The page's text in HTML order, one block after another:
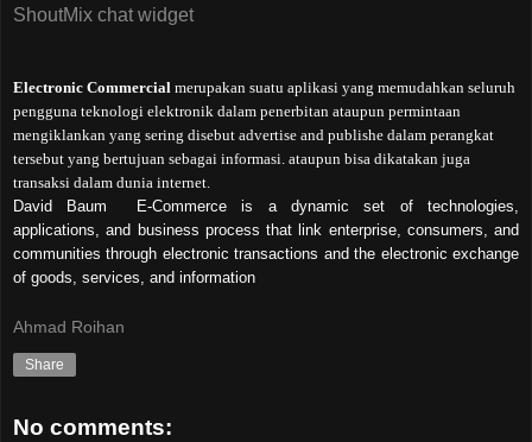
ShoutMix chat widget
Electronic Commercial merupakan suatu aplikasi yang memudahkan seluruh
pengguna teknologi elektronik dalam penerbitan ataupun permintaan
mengiklankan yang sering disebut advertise and publishe dalam perangkat
tersebut yang bertujuan sebagai informasi. ataupun bisa dikatakan juga
transaksi dalam dunia internet.
David Baum
E-Commerce is a dynamic set of technologies,
applications, and business process that link enterprise, consumers, and
communities through electronic transactions and the electronic exchange
of goods, services, and information
Ahmad Roihan
Share
No comments: